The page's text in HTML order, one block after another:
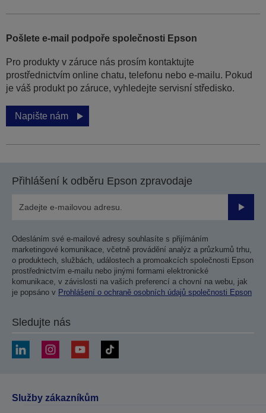
Pošlete e-mail podpoře společnosti Epson
Pro produkty v záruce nás prosím kontaktujte
prostřednictvím online chatu, telefonu nebo e-mailu. Pokud
je váš produkt po záruce, vyhledejte servisní středisko.
Napište nám
Přihlášení k odběru Epson zpravodaje
Odesláním své e-mailové adresy souhlasíte s přijímáním
marketingové komunikace, včetně provádění analýz a průzkumů trhu,
o produktech, službách, událostech a promoakcích společnosti Epson
prostřednictvím e-mailu nebo jinými formami elektronické
komunikace, v závislosti na vašich preferencí a chovní na webu, jak
je popsáno v Prohlášení o ochraně osobních údajů společnosti Epson
Sledujte nás
Služby zákazníkům